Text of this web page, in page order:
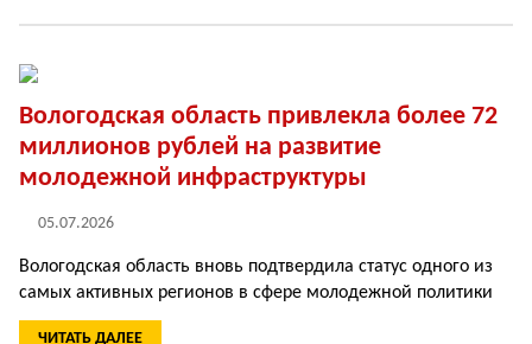
Вологодская область привлекла более 72
миллионов рублей на развитие
молодежной инфраструктуры
05.07.2026
Вологодская область вновь подтвердила ста­тус одного из
самых ак­тивных регионов в сфере молодежной политики
ЧИТАТЬ ДАЛЕЕ